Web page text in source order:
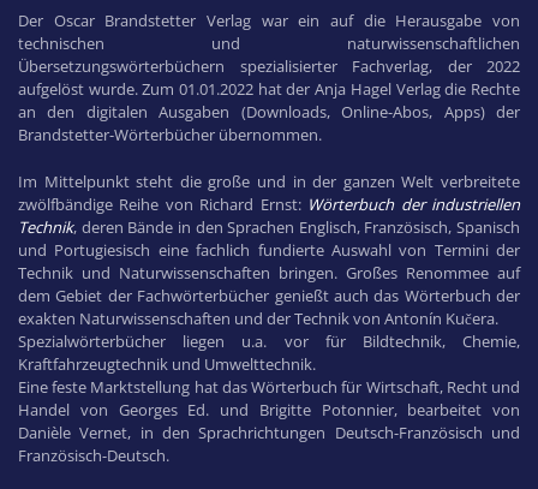
Der Oscar Brandstetter Verlag war ein auf die Herausgabe von
technischen und naturwissenschaftlichen
Übersetzungswörterbüchern spezialisierter Fachverlag, der 2022
aufgelöst wurde. Zum 01.01.2022 hat der Anja Hagel Verlag die Rechte
an den digitalen Ausgaben (Downloads, Online-Abos, Apps) der
Brandstetter-Wörterbücher übernommen.
Im Mittelpunkt steht die große und in der ganzen Welt verbreitete
zwölfbändige Reihe von Richard Ernst: Wörterbuch der industriellen
Technik, deren Bände in den Sprachen Englisch, Französisch, Spanisch
und Portugiesisch eine fachlich fundierte Auswahl von Termini der
Technik und Naturwissenschaften bringen. Großes Renommee auf
dem Gebiet der Fachwörterbücher genießt auch das Wörterbuch der
exakten Naturwissenschaften und der Technik von Antonín Kučera.
Spezialwörterbücher liegen u.a. vor für Bildtechnik, Chemie,
Kraftfahrzeugtechnik und Umwelttechnik.
Eine feste Marktstellung hat das Wörterbuch für Wirtschaft, Recht und
Handel von Georges Ed. und Brigitte Potonnier, bearbeitet von
Danièle Vernet, in den Sprachrichtungen Deutsch-Französisch und
Französisch-Deutsch.